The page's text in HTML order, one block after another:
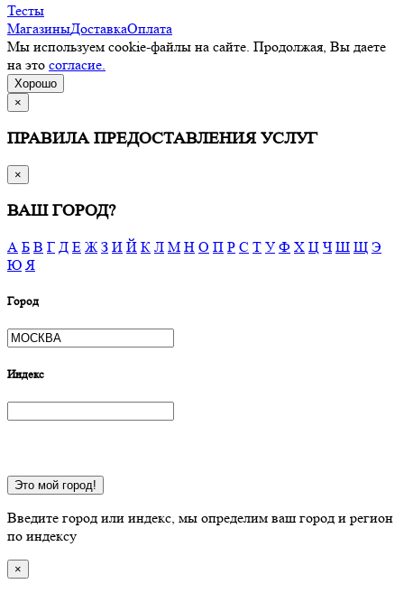
Тесты
МагазиныДоставкаОплата
Мы используем cookie-файлы на сайте. Продолжая, Вы даете
на это согласие.
Хорошо
×
ПРАВИЛА ПРЕДОСТАВЛЕНИЯ УСЛУГ
×
ВАШ ГОРОД?
А Б В Г Д Е Ж З И Й К Л М Н О П Р С Т У Ф Х Ц Ч Ш Щ Э
Ю Я
Город
Индекс
Это мой город!
Введите город или индекс, мы определим ваш город и регион
по индексу
×